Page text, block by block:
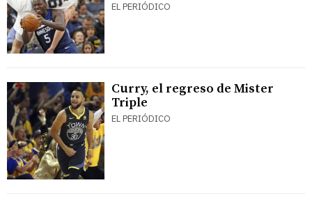
EL PERIÓDICO
Curry, el regreso de Mister
Triple
EL PERIÓDICO